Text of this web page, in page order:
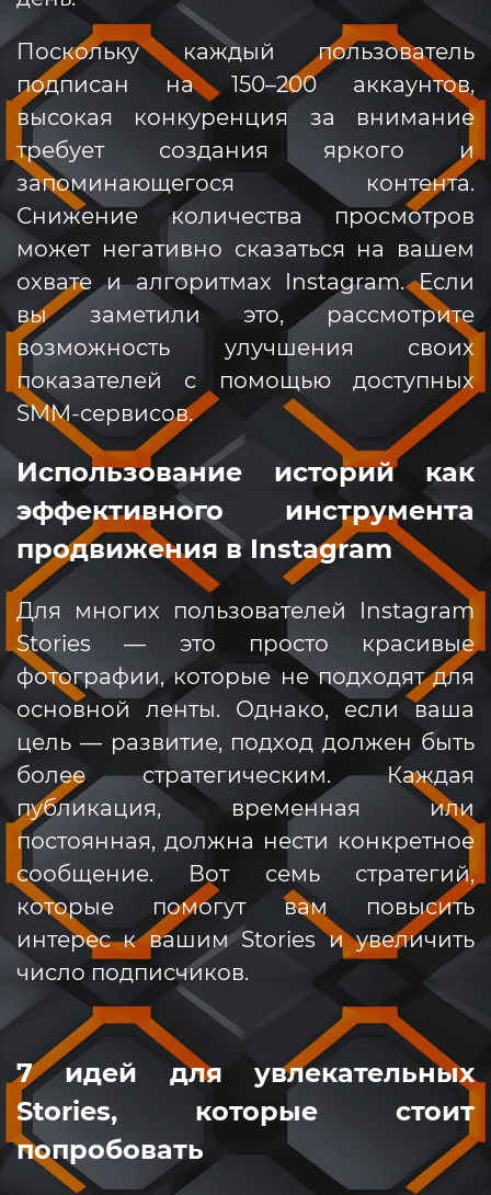
Поскольку каждый пользователь
подписан на 150–200 аккаунтов,
высокая конкуренция за внимание
требует создания яркого и
запоминающегося контента.
Снижение количества просмотров
может негативно сказаться на вашем
охвате и алгоритмах Instagram. Если
вы заметили это, рассмотрите
возможность улучшения своих
показателей с помощью доступных
SMM-сервисов.
Использование историй как
эффективного инструмента
продвижения в Instagram
Для многих пользователей Instagram
Stories — это просто красивые
фотографии, которые не подходят для
основной ленты. Однако, если ваша
цель — развитие, подход должен быть
более стратегическим. Каждая
публикация, временная или
постоянная, должна нести конкретное
сообщение. Вот семь стратегий,
которые помогут вам повысить
интерес к вашим Stories и увеличить
число подписчиков.
7 идей для увлекательных
Stories, которые стоит
попробовать